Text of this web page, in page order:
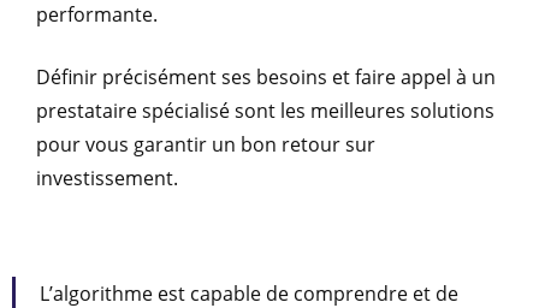
performante.
Définir précisément ses besoins et faire appel à un
prestataire spécialisé sont les meilleures solutions
pour vous garantir un bon retour sur
investissement.
L’algorithme est capable de comprendre et de